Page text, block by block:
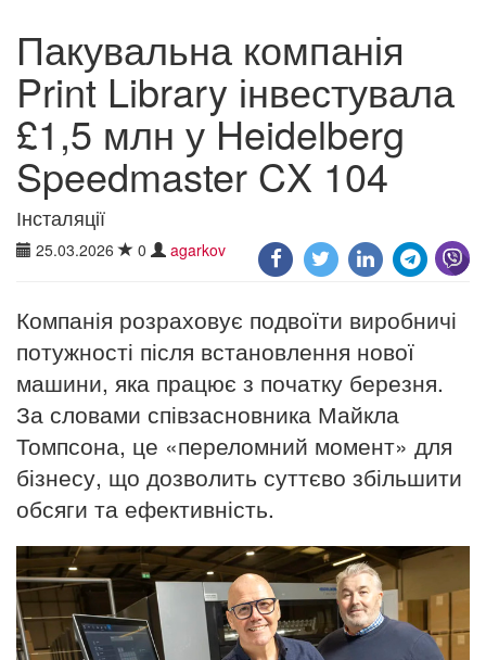
Пакувальна компанія
Print Library інвестувала
£1,5 млн у Heidelberg
Speedmaster CX 104
Інсталяції
25.03.2026 0 agarkov
Компанія розраховує подвоїти виробничі
потужності після встановлення нової
машини, яка працює з початку березня.
За словами співзасновника Майкла
Томпсона, це «переломний момент» для
бізнесу, що дозволить суттєво збільшити
обсяги та ефективність.